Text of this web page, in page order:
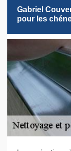
Gabriel
pour les